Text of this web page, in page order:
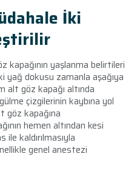
İki
kapağının yaşlanma belirtileri
yağ dokusu zamanla aşağıya
alt göz kapağı altında
çizgilerinin kaybına yol
göz kapağına
hemen altından kesi
ile kaldırılmasıyla
genel anestezi